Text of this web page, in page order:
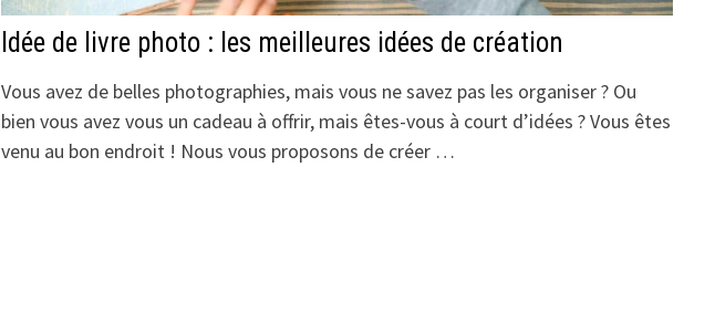
Idée de livre photo : les meilleures idées de création
Vous avez de belles photographies, mais vous ne savez pas les organiser ? Ou
bien vous avez vous un cadeau à offrir, mais êtes-vous à court d’idées ? Vous êtes
venu au bon endroit ! Nous vous proposons de créer …